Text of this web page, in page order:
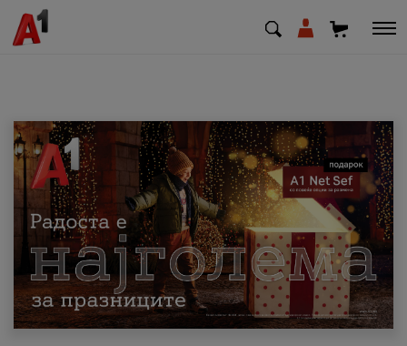
МК EN SQ
Приватни Деловни
Поддршка